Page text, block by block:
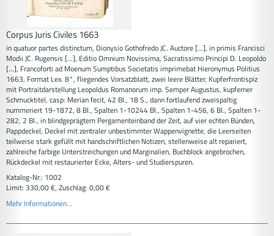
Corpus Juris Civiles 1663
in quatuor partes distinctum, Dionysio Gothofredo JC. Auctore [...], in primis Francisci
Modii JC. Rugensis [...], Editio Omnium Novissima, Sacratissimo Principi D. Leopoldo
[...], Francoforti ad Moenum Sumptibus Societatis imprimebat Hieronymus Politius
1663, Format Lex. 8°, fliegendes Vorsatzblatt, zwei leere Blätter, Kupferfrontispiz
mit Portraitdarstellung Leopoldus Romanorum imp. Semper Augustus, kupferner
Schmucktitel, casp: Merian fecit, 42 Bl., 18 S., dann fortlaufend zweispaltig
nummeriert 19-1872, 8 Bl., Spalten 1-10244 Bl., Spalten 1-456, 6 Bl., Spalten 1-
282, 2 Bl., in blindgeprägtem Pergamenteinband der Zeit, auf vier echten Bünden,
Pappdeckel, Deckel mit zentraler unbestimmter Wappenvignette, die Leerseiten
teilweise stark gefüllt mit handschriftlichen Notizen, stellenweise alt repariert,
zahlreiche farbige Unterstreichungen und Marginalien, Buchblock angebrochen,
Rückdeckel mit restaurierter Ecke, Alters- und Studierspuren.
Katalog-Nr.: 1002
Limit: 330,00 €, Zuschlag: 0,00 €
Mehr Informationen...